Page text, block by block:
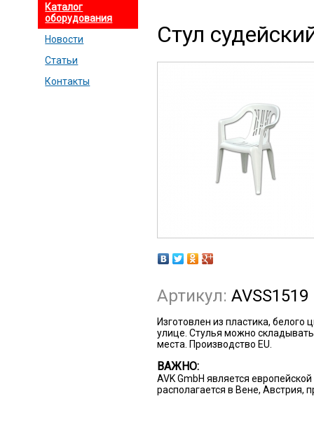
Каталог
оборудования
Новости
Статьи
Контакты
Стул
Артикул: AVSS1519
Изготовлен из пластика, белого
улице. Стулья можно
места. Производство EU.
ВАЖНО:
AVK GmbH является
располагается в Вене, Австрия,